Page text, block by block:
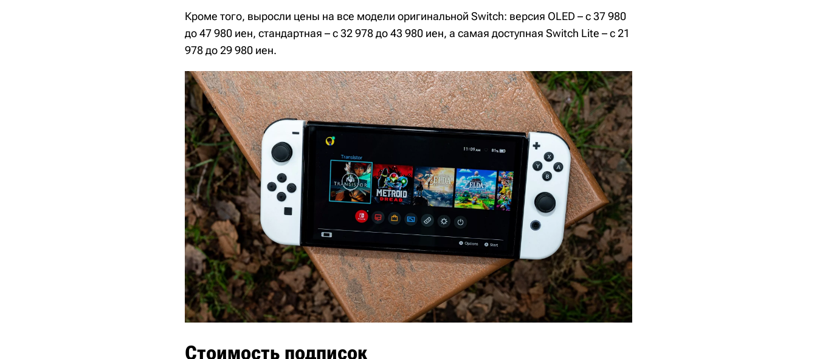
Кроме того, выросли цены на все модели оригинальной Switch: версия OLED – с 37 980
до 47 980 иен, стандартная – с 32 978 до 43 980 иен, а самая доступная Switch Lite – с 21
978 до 29 980 иен.
Стоимость подписок